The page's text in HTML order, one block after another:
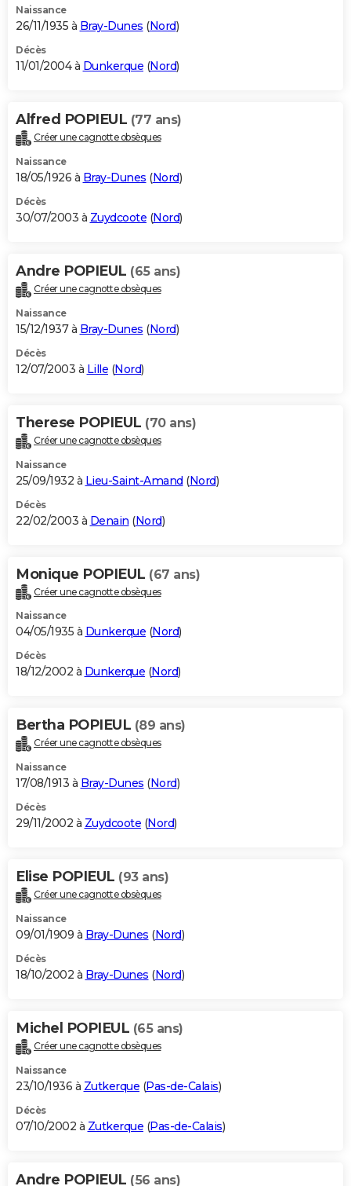
Naissance
26/11/1935 à Bray-Dunes (Nord)
Décès
11/01/2004 à Dunkerque (Nord)
Alfred POPIEUL (77 ans)
Créer une cagnotte obsèques
Naissance
18/05/1926 à Bray-Dunes (Nord)
Décès
30/07/2003 à Zuydcoote (Nord)
Andre POPIEUL (65 ans)
Créer une cagnotte obsèques
Naissance
15/12/1937 à Bray-Dunes (Nord)
Décès
12/07/2003 à Lille (Nord)
Therese POPIEUL (70 ans)
Créer une cagnotte obsèques
Naissance
25/09/1932 à Lieu-Saint-Amand (Nord)
Décès
22/02/2003 à Denain (Nord)
Monique POPIEUL (67 ans)
Créer une cagnotte obsèques
Naissance
04/05/1935 à Dunkerque (Nord)
Décès
18/12/2002 à Dunkerque (Nord)
Bertha POPIEUL (89 ans)
Créer une cagnotte obsèques
Naissance
17/08/1913 à Bray-Dunes (Nord)
Décès
29/11/2002 à Zuydcoote (Nord)
Elise POPIEUL (93 ans)
Créer une cagnotte obsèques
Naissance
09/01/1909 à Bray-Dunes (Nord)
Décès
18/10/2002 à Bray-Dunes (Nord)
Michel POPIEUL (65 ans)
Créer une cagnotte obsèques
Naissance
23/10/1936 à Zutkerque (Pas-de-Calais)
Décès
07/10/2002 à Zutkerque (Pas-de-Calais)
Andre POPIEUL (56 ans)